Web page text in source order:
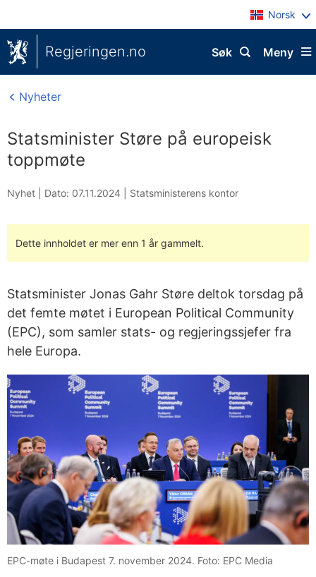
Norsk
Regjeringen.no Meny
Søk
Nyheter
Statsminister Støre på europeisk
toppmøte
Nyhet | Dato: 07.11.2024 Statsministerens kontor
Dette innholdet er mer enn 1 år gammelt.
Statsminister Jonas Gahr Støre deltok torsdag på
det femte møtet i European Political Community
(EPC), som samler stats- og regjeringssjefer fra
hele Europa.
EPC-møte i Budapest 7. november 2024. Foto: EPC Media